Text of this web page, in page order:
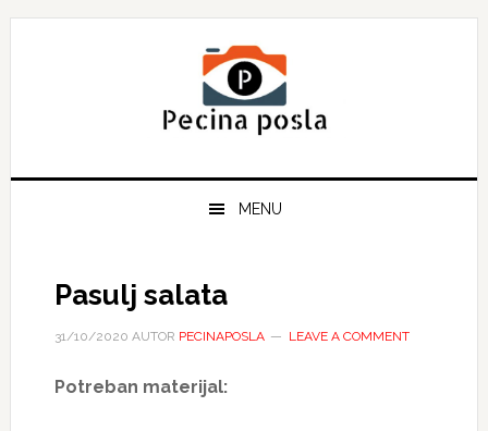
Skip
Skip
Skip
MENU
Pasulj salata
31/10/2020 AUTOR PECINAPOSLA LEAVE A COMMENT
Potreban materijal: